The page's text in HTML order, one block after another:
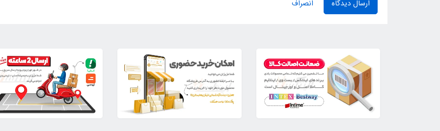
ارسال دیدگاه انصراف